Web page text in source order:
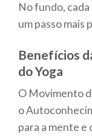
No fundo,
um passo mais
Benefícios
do Yoga
O Movimento
o
para a mente e